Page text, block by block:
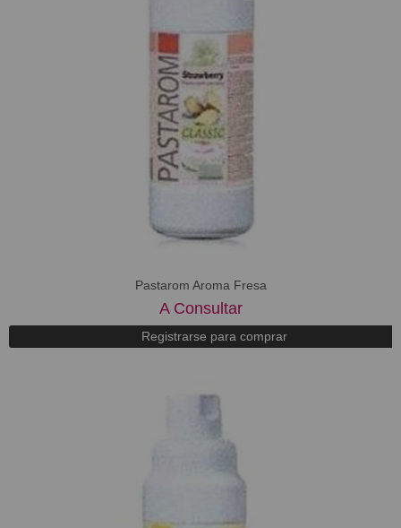
Pastarom Aroma Fresa
A Consultar
Registrarse para comprar